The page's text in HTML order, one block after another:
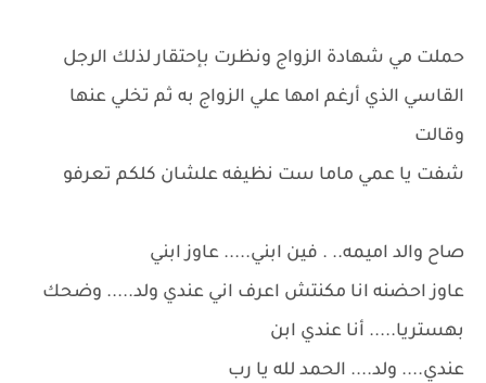
حملت مي شهادة الزواج ونظرت بإحتقار لذلك الرجل
القاسي الذي أرغم امها علي الزواج به ثم تخلي عنها
وقالت
شفت يا عمي ماما ست نظيفه علشان كلكم تعرفو
صاح والد اميمه.. . فين ابني..... عاوز ابني
عاوز احضنه انا مكنتش اعرف اني عندي ولد..... وضحك
بهستريا..... أنا عندي ابن
عندي.... ولد.... الحمد لله يا رب